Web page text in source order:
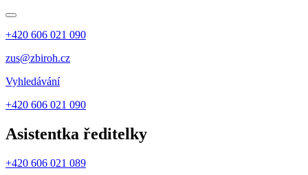
+420 606 021 090
zus@zbiroh.cz
Vyhledávání
+420 606 021 090
Asistentka ředitelky
+420 606 021 089